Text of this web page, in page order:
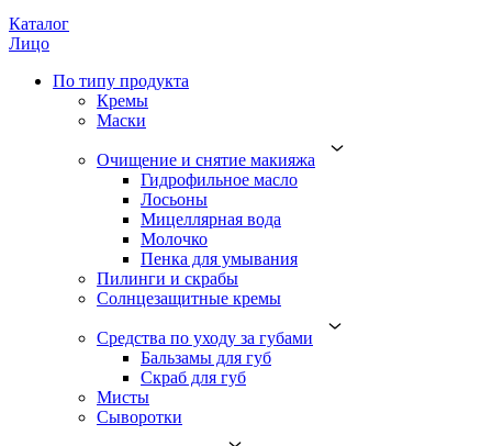
Каталог
Лицо
По типу продукта
Кремы
Маски
Очищение и снятие макияжа
Гидрофильное масло
Лосьоны
Мицеллярная вода
Молочко
Пенка для умывания
Пилинги и скрабы
Солнцезащитные кремы
Средства по уходу за губами
Бальзамы для губ
Скраб для губ
Мисты
Сыворотки